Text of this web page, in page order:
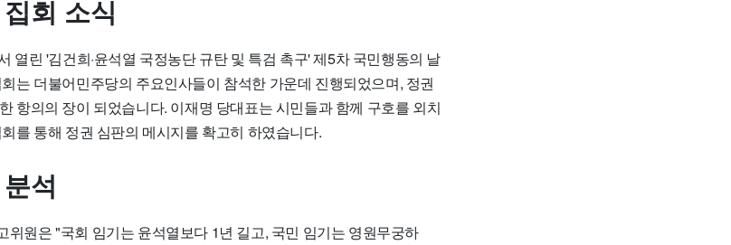
회 소식
열린 '김건희·윤석열 국정농단 규탄 및 특검 촉구' 제5차 국민행동의 날
는 더불어민주당의 주요인사들이 참석한 가운데 진행되었으며, 정권
항의의 장이 되었습니다. 이재명 당대표는 시민들과 함께 구호를 외치
를 통해 정권 심판의 메시지를 확고히 하였습니다.
석
위원은 "국회 임기는 윤석열보다 1년 길고, 국민 임기는 영원무궁하